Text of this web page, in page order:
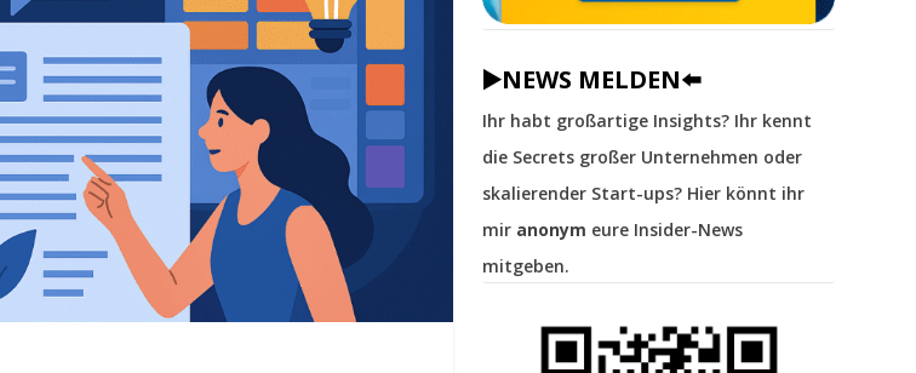
▶️NEWS MELDEN⬅️
Ihr habt großartige Insights? Ihr kennt
die Secrets großer Unternehmen oder
skalierender Start-ups? Hier könnt ihr
mir anonym eure Insider-News
mitgeben.